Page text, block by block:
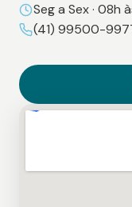
Seg a Sex · 08h
(41) 99500-